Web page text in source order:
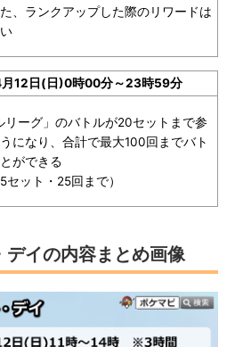
、ランクアップした際のリワードは
12日(日)0時00分～23時59分
リーグ」のバトルが20セットまで参
になり、合計で最大100回までバト
ができる
セット・25回まで）
デイの内容まとめ画像